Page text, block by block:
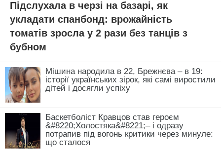
капустянка. Назви 3, а потвора – 1: чим
залити нору шкідника, щоб вилітав як
ошпарений
Новини, інтерв’ю, цікаві історії ти знайдеш на
сайтіДобрі новини
АВТОР:
Дар'я Полонська
МІТКИ:
капустянка сад і город